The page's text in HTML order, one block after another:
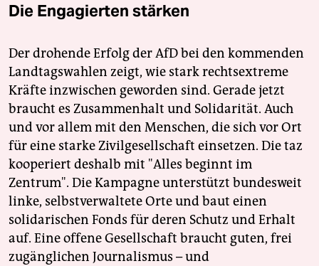
Die Engagierten stärken
Der drohende Erfolg der AfD bei den kommenden
Landtagswahlen zeigt, wie stark rechtsextreme
Kräfte inzwischen geworden sind. Gerade jetzt
braucht es Zusammenhalt und Solidarität. Auch
und vor allem mit den Menschen, die sich vor Ort
für eine starke Zivilgesellschaft einsetzen. Die taz
kooperiert deshalb mit "Alles beginnt im
Zentrum". Die Kampagne unterstützt bundesweit
linke, selbstverwaltete Orte und baut einen
solidarischen Fonds für deren Schutz und Erhalt
auf. Eine offene Gesellschaft braucht guten, frei
zugänglichen Journalismus – und